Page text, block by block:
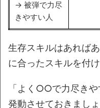
→ 被弾で力尽
きやすい人
生存スキルはあれば
に合ったスキルを付
「よく○○で力尽き
発動させておきましょ